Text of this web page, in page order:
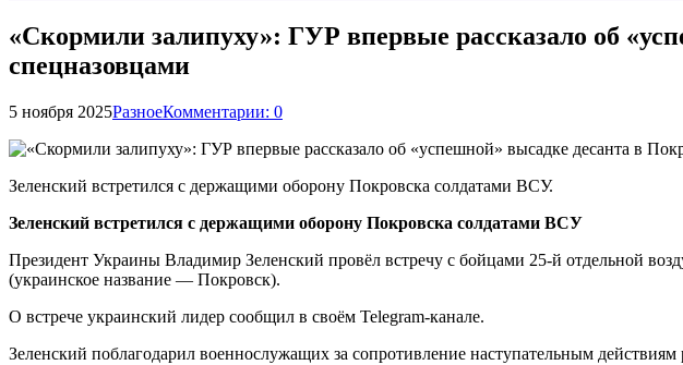
«Скормили залипуху»: ГУР впервые рассказало об
спецназовцами
5 ноября 2025РазноеКомментарии: 0
Зеленский встретился с держащими оборону Покровска солдатами ВСУ.
Зеленский встретился с держащими оборону Покровска солдатами ВСУ
Президент Украины Владимир Зеленский провёл встречу с бойцами 25-й отдельной
(украинское название — Покровск).
О встрече украинский лидер сообщил в своём Telegram-канале.
Зеленский поблагодарил военнослужащих за сопротивление наступательным